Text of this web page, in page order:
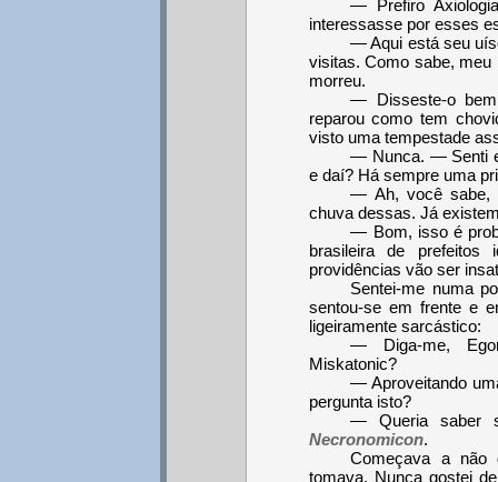
— Prefiro
interessasse por esses
— Aqui está seu
visitas. Como sabe, meu
morreu.
— Disseste-o
reparou como tem
visto uma tempestade
— Nunca. — Senti
e daí? Há sempre uma
— Ah, você sabe,
chuva dessas. Já
— Bom, isso é
brasileira de
providências vão ser
Sentei-me numa
sentou-se em frente e
ligeiramente sarcástico:
— Diga-me,
Miskatonic?
— Aproveitando
pergunta isto?
— Queria saber
Necronomicon.
Começava a não
tomava. Nunca gostei